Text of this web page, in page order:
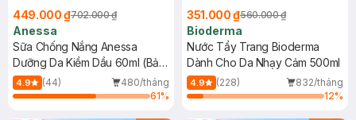
449.000 ₫702.000 ₫
Anessa
Sữa Chống Nắng Anessa
Dưỡng Da Kiềm Dầu 60ml (Bản
Mới)
4.9 (44)
480/tháng
61%
351.000 ₫560.000 ₫
Bioderma
Nước Tẩy Trang Bioderma
Dành Cho Da Nhạy Cảm 500ml
4.9 (228)
832/tháng
12%